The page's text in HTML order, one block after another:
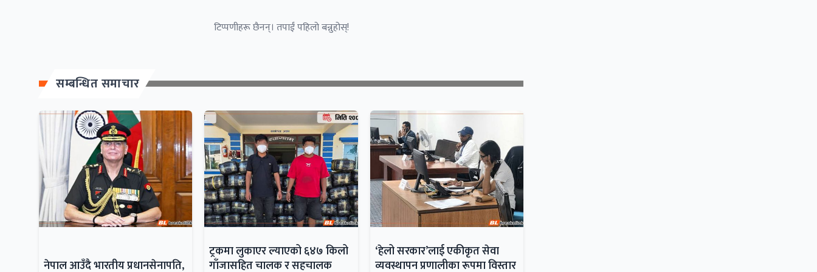
टिप्पणीहरू छैनन्। तपाईं पहिलो बन्नुहोस्!
सम्बन्धित समाचार
नेपाल आउँदै भारतीय प्रधानसेनापति,
ट्रकमा लुकाएर ल्याएको ६४७ किलो
गाँजासहित चालक र सहचालक
‘हेलो सरकार’लाई एकीकृत सेवा
व्यवस्थापन प्रणालीका रूपमा विस्तार